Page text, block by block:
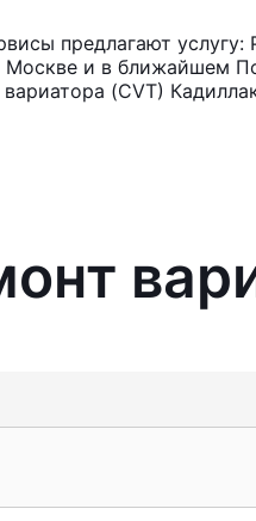
предлагают
Москве и в ближайшем
(CVT)